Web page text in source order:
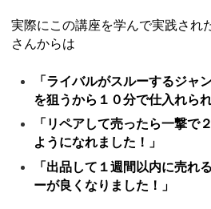
実際にこの講座を学んで実践され
さんからは
「ライバルがスルーするジャ
を狙うから１０分で仕入れら
「リペアして売ったら一撃で
ようになれました！」
「出品して１週間以内に売れ
ーが良くなりました！」